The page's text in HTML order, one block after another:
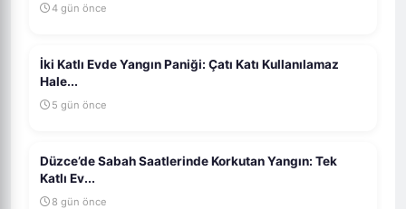
4 gün önce
İki Katlı Evde Yangın Paniği: Çatı Katı Kullanılamaz
Hale...
5 gün önce
Düzce’de Sabah Saatlerinde Korkutan Yangın: Tek
Katlı Ev...
8 gün önce